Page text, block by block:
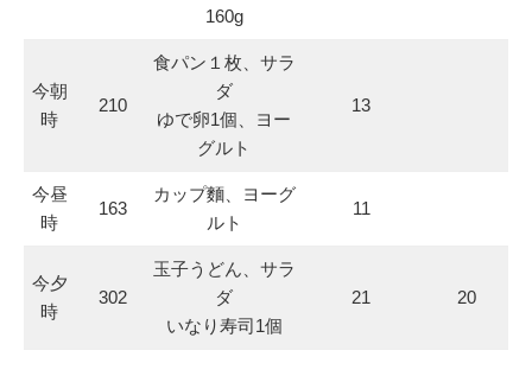
160g
今朝
時
210
食パン１枚、サラ
ダ
ゆで卵1個、ヨー
グルト
13
今昼
時
163
カップ麵、ヨーグ
ルト
11
今夕
時
302
玉子うどん、サラ
ダ
いなり寿司1個
21 20